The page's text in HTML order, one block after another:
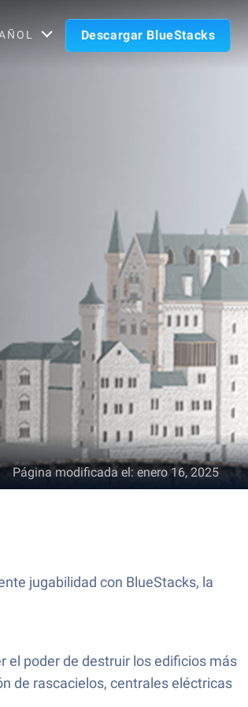
Descargar BlueStacks
Página modificada el: enero 16, 2025
jugabilidad con BlueStacks, la
el poder de destruir los edificios más
de rascacielos, centrales eléctricas